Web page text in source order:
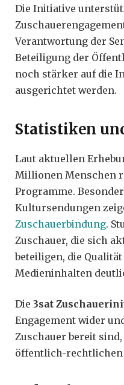
Die Initiative
Verantwortung der
Beteiligung der
noch stärker auf die
ausgerichtet werden.
Statistiken
Laut aktuellen
Millionen Menschen
Programme.
Kultursendungen
Zuschauerbindung.
Zuschauer, die sich
beteiligen, die
Medieninhalten
Die 3sat
Engagement wider
Zuschauer bereit
öffentlich-rechtlichen